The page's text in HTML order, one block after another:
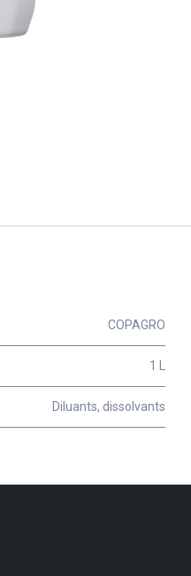
COPAGRO
1 L
Diluants, dissolvants